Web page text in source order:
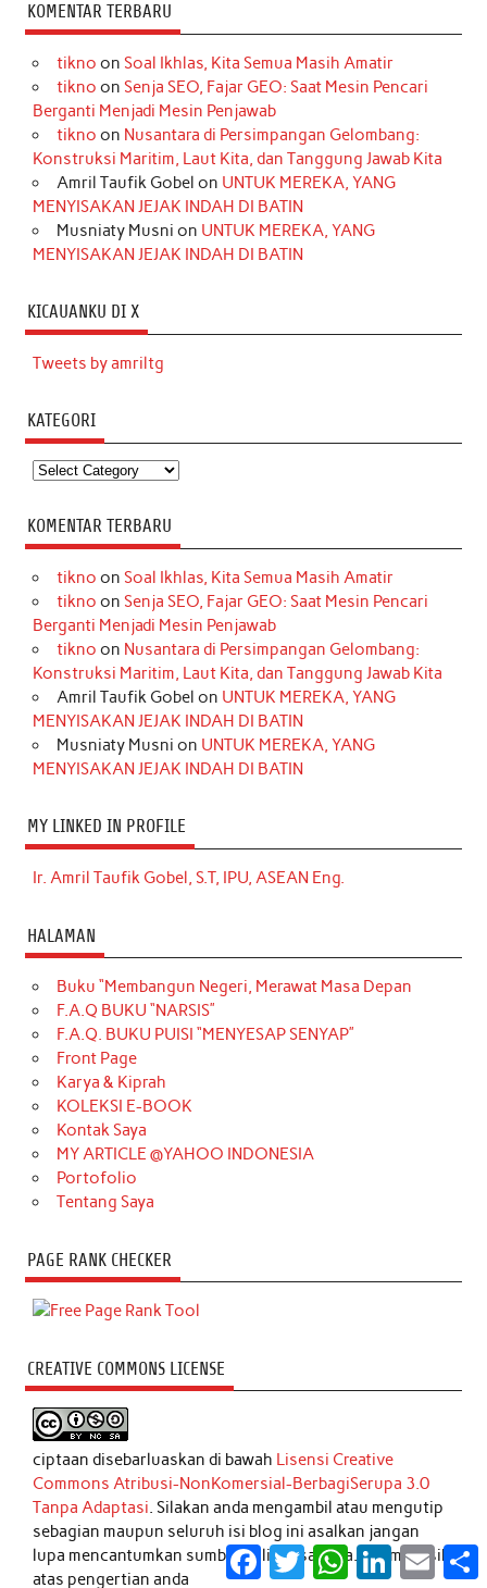
KOMENTAR TERBARU
tikno on Soal Ikhlas, Kita Semua Masih Amatir
tikno on Senja SEO, Fajar GEO: Saat Mesin Pencari
Berganti Menjadi Mesin Penjawab
tikno on Nusantara di Persimpangan Gelombang:
Konstruksi Maritim, Laut Kita, dan Tanggung Jawab Kita
Amril Taufik Gobel on UNTUK MEREKA, YANG
MENYISAKAN JEJAK INDAH DI BATIN
Musniaty Musni on UNTUK MEREKA, YANG
MENYISAKAN JEJAK INDAH DI BATIN
KICAUANKU DI X
Tweets by amriltg
KATEGORI
Kategori
KOMENTAR TERBARU
tikno on Soal Ikhlas, Kita Semua Masih Amatir
tikno on Senja SEO, Fajar GEO: Saat Mesin Pencari
Berganti Menjadi Mesin Penjawab
tikno on Nusantara di Persimpangan Gelombang:
Konstruksi Maritim, Laut Kita, dan Tanggung Jawab Kita
Amril Taufik Gobel on UNTUK MEREKA, YANG
MENYISAKAN JEJAK INDAH DI BATIN
Musniaty Musni on UNTUK MEREKA, YANG
MENYISAKAN JEJAK INDAH DI BATIN
MY LINKED IN PROFILE
Ir. Amril Taufik Gobel, S.T, IPU, ASEAN Eng.
HALAMAN
Buku “Membangun Negeri, Merawat Masa Depan
F.A.Q BUKU “NARSIS”
F.A.Q. BUKU PUISI “MENYESAP SENYAP”
Front Page
Karya & Kiprah
KOLEKSI E-BOOK
Kontak Saya
MY ARTICLE @YAHOO INDONESIA
Portofolio
Tentang Saya
PAGE RANK CHECKER
CREATIVE COMMONS LICENSE
ciptaan disebarluaskan di bawah Lisensi Creative
Commons Atribusi-NonKomersial-BerbagiSerupa 3.0
Tanpa Adaptasi. Silakan anda mengambil atau mengutip
sebagian maupun seluruh isi blog ini asalkan jangan
lupa mencantumkan sumber asli tulisannya. Terimakasih
atas pengertian anda
Facebook
TwitterWhatsApp
LinkedInEmail